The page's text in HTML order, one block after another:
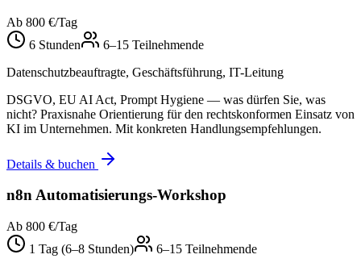
Ab 800 €/Tag
6 Stunden
6–15 Teilnehmende
Datenschutzbeauftragte, Geschäftsführung, IT-Leitung
DSGVO, EU AI Act, Prompt Hygiene — was dürfen Sie, was
nicht? Praxisnahe Orientierung für den rechtskonformen Einsatz von
KI im Unternehmen. Mit konkreten Handlungsempfehlungen.
Details & buchen
n8n Automatisierungs-Workshop
Ab 800 €/Tag
1 Tag (6–8 Stunden)
6–15 Teilnehmende